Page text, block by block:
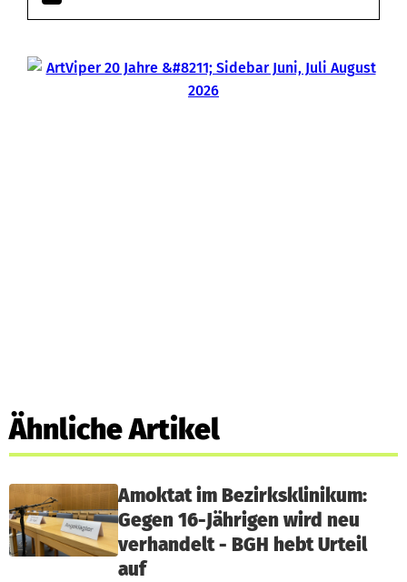
Ähnliche Artikel
Amoktat im Bezirksklinikum:
Gegen 16-Jährigen wird neu
verhandelt - BGH hebt Urteil
auf